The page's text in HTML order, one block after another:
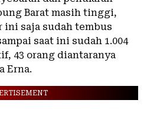
Barat masih tinggi,
ini saja sudah tembus
saat ini sudah 1.004
43 orang diantaranya
Erna.